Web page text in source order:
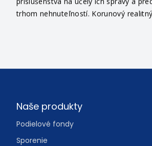
príslušenstva na účely ich správy a
Footer
Naše produkty